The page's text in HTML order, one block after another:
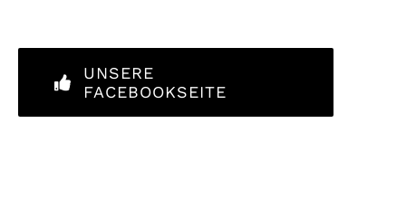
UNSERE
FACEBOOKSEITE